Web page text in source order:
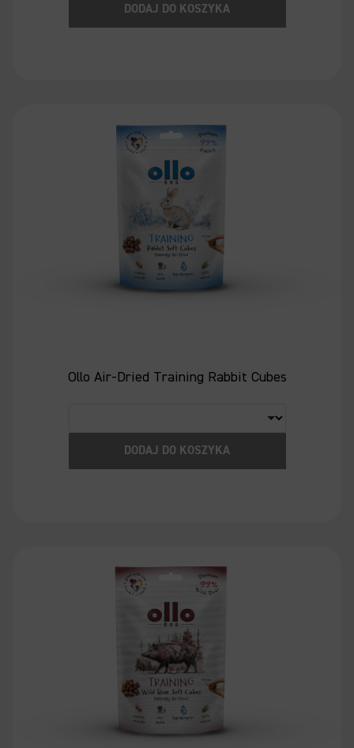
DODAJ DO KOSZYKA
Ollo Air-Dried Training Rabbit Cubes
DODAJ DO KOSZYKA